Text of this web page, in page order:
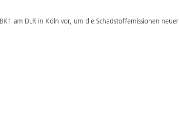
am DLR in Köln vor, um die Schadstoffemissionen neuer